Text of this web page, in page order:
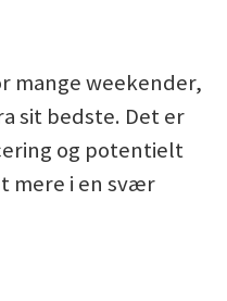
mange weekender,
sit bedste. Det er
og potentielt
mere i en svær